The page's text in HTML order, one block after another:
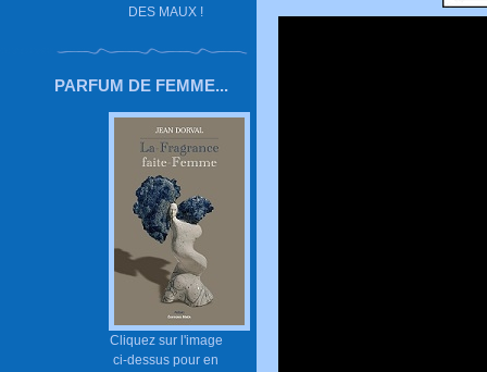
DES MAUX !
PARFUM DE FEMME...
Cliquez sur l'image
ci-dessus pour en